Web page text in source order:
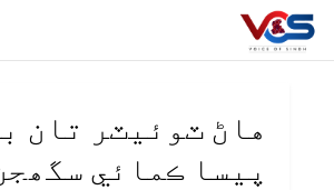
هاڻ ٽوئيٽر تان
پيسا ڪمائي